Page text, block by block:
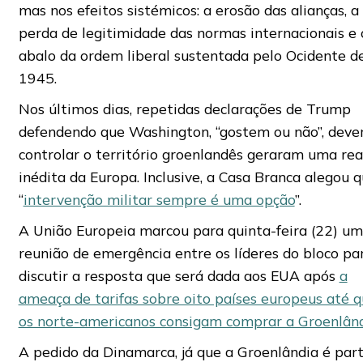
mas nos efeitos sistémicos: a erosão das alianças, a
perda de legitimidade das normas internacionais e
abalo da ordem liberal sustentada pelo Ocidente
1945.
Nos últimos dias, repetidas declarações de Trump
defendendo que Washington, “gostem ou não”,
controlar o território groenlandês geraram uma
inédita da Europa. Inclusive, a Casa Branca alegou
“intervenção militar sempre é uma opção”.
A União Europeia marcou para quinta-feira (22)
reunião de emergência entre os líderes do bloco
discutir a resposta que será dada aos EUA após a
ameaça de tarifas sobre oito países europeus até
os norte-americanos consigam comprar a
A pedido da Dinamarca, já que a Groenlândia é